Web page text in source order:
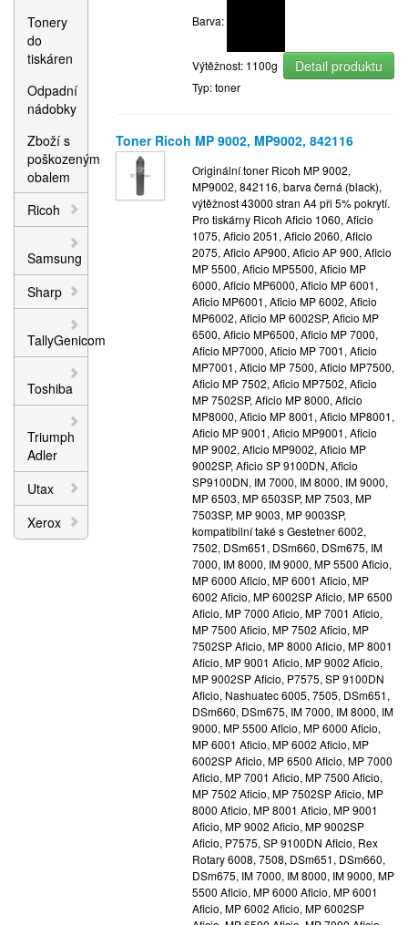
Tonery
do
tiskáren
Odpadní
nádobky
Zboží s
poškozeným
obalem
Ricoh
Samsung
Sharp
TallyGenicom
Toshiba
Triumph
Adler
Utax
Xerox
Barva:
Výtěžnost: 1100g
Typ: toner
Detail produktu
Toner Ricoh MP 9002, MP9002, 842116
Originální toner Ricoh MP 9002,
MP9002, 842116, barva černá (black),
výtěžnost 43000 stran A4 při 5% pokrytí.
Pro tiskárny Ricoh Aficio 1060, Aficio
1075, Aficio 2051, Aficio 2060, Aficio
2075, Aficio AP900, Aficio AP 900, Aficio
MP 5500, Aficio MP5500, Aficio MP
6000, Aficio MP6000, Aficio MP 6001,
Aficio MP6001, Aficio MP 6002, Aficio
MP6002, Aficio MP 6002SP, Aficio MP
6500, Aficio MP6500, Aficio MP 7000,
Aficio MP7000, Aficio MP 7001, Aficio
MP7001, Aficio MP 7500, Aficio MP7500,
Aficio MP 7502, Aficio MP7502, Aficio
MP 7502SP, Aficio MP 8000, Aficio
MP8000, Aficio MP 8001, Aficio MP8001,
Aficio MP 9001, Aficio MP9001, Aficio
MP 9002, Aficio MP9002, Aficio MP
9002SP, Aficio SP 9100DN, Aficio
SP9100DN, IM 7000, IM 8000, IM 9000,
MP 6503, MP 6503SP, MP 7503, MP
7503SP, MP 9003, MP 9003SP,
kompatibilní také s Gestetner 6002,
7502, DSm651, DSm660, DSm675, IM
7000, IM 8000, IM 9000, MP 5500 Aficio,
MP 6000 Aficio, MP 6001 Aficio, MP
6002 Aficio, MP 6002SP Aficio, MP 6500
Aficio, MP 7000 Aficio, MP 7001 Aficio,
MP 7500 Aficio, MP 7502 Aficio, MP
7502SP Aficio, MP 8000 Aficio, MP 8001
Aficio, MP 9001 Aficio, MP 9002 Aficio,
MP 9002SP Aficio, P7575, SP 9100DN
Aficio, Nashuatec 6005, 7505, DSm651,
DSm660, DSm675, IM 7000, IM 8000, IM
9000, MP 5500 Aficio, MP 6000 Aficio,
MP 6001 Aficio, MP 6002 Aficio, MP
6002SP Aficio, MP 6500 Aficio, MP 7000
Aficio, MP 7001 Aficio, MP 7500 Aficio,
MP 7502 Aficio, MP 7502SP Aficio, MP
8000 Aficio, MP 8001 Aficio, MP 9001
Aficio, MP 9002 Aficio, MP 9002SP
Aficio, P7575, SP 9100DN Aficio, Rex
Rotary 6008, 7508, DSm651, DSm660,
DSm675, IM 7000, IM 8000, IM 9000, MP
5500 Aficio, MP 6000 Aficio, MP 6001
Aficio, MP 6002 Aficio, MP 6002SP